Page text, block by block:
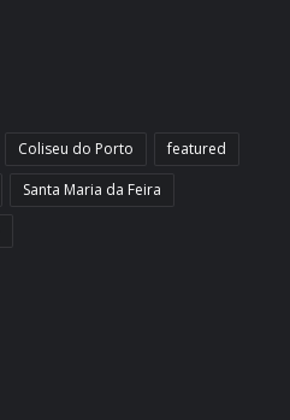
Coliseu do Porto
featured
Santa Maria da Feira